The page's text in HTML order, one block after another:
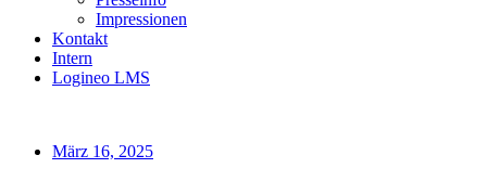
Impressionen
Kontakt
Intern
Logineo LMS
März 16, 2025